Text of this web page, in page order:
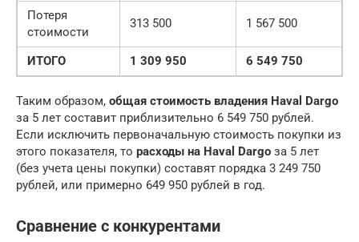
Потеря
стоимости
313 500 1 567 500
ИТОГО 1 309 950 6 549 750
Таким образом, общая стоимость владения Haval Dargo
за 5 лет составит приблизительно 6 549 750 рублей.
Если исключить первоначальную стоимость покупки из
этого показателя, то расходы на Haval Dargo за 5 лет
(без учета цены покупки) составят порядка 3 249 750
рублей, или примерно 649 950 рублей в год.
Сравнение с конкурентами